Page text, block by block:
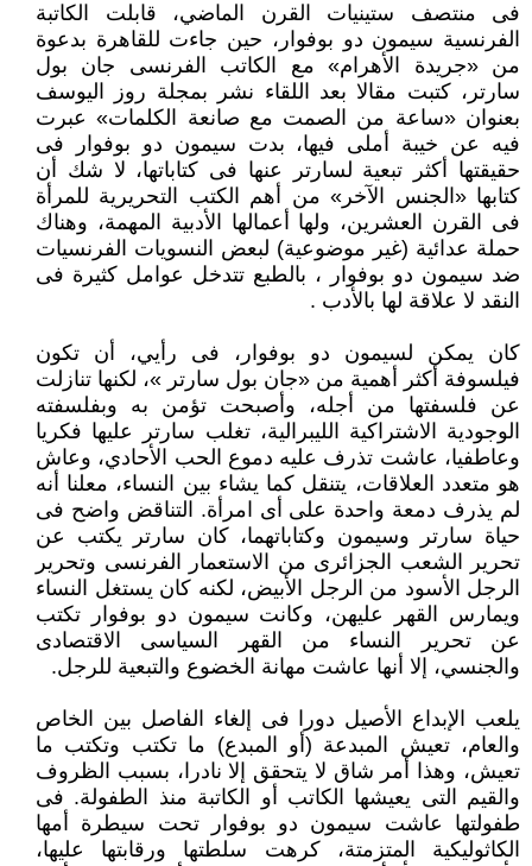
فى منتصف ستينيات القرن الماضي، قابلت الكاتبة
الفرنسية سيمون دو بوفوار، حين جاءت للقاهرة بدعوة
من «جريدة الأهرام» مع الكاتب الفرنسى جان بول
سارتر، كتبت مقالا بعد اللقاء نشر بمجلة روز اليوسف
بعنوان «ساعة من الصمت مع صانعة الكلمات» عبرت
فيه عن خيبة أملى فيها، بدت سيمون دو بوفوار فى
حقيقتها أكثر تبعية لسارتر عنها فى كتاباتها، لا شك أن
كتابها «الجنس الآخر» من أهم الكتب التحريرية للمرأة
فى القرن العشرين، ولها أعمالها الأدبية المهمة، وهناك
حملة عدائية (غير موضوعية) لبعض النسويات الفرنسيات
ضد سيمون دو بوفوار ، بالطبع تتدخل عوامل كثيرة فى
النقد لا علاقة لها بالأدب .
كان يمكن لسيمون دو بوفوار، فى رأيي، أن تكون
فيلسوفة أكثر أهمية من «جان بول سارتر »، لكنها تنازلت
عن فلسفتها من أجله، وأصبحت تؤمن به وبفلسفته
الوجودية الاشتراكية الليبرالية، تغلب سارتر عليها فكريا
وعاطفيا، عاشت تذرف عليه دموع الحب الأحادي، وعاش
هو متعدد العلاقات، يتنقل كما يشاء بين النساء، معلنا أنه
لم يذرف دمعة واحدة على أى امرأة. التناقض واضح فى
حياة سارتر وسيمون وكتاباتهما، كان سارتر يكتب عن
تحرير الشعب الجزائرى من الاستعمار الفرنسى وتحرير
الرجل الأسود من الرجل الأبيض، لكنه كان يستغل النساء
ويمارس القهر عليهن، وكانت سيمون دو بوفوار تكتب
عن تحرير النساء من القهر السياسى الاقتصادى
والجنسي، إلا أنها عاشت مهانة الخضوع والتبعية للرجل.
يلعب الإبداع الأصيل دورا فى إلغاء الفاصل بين الخاص
والعام، تعيش المبدعة (أو المبدع) ما تكتب وتكتب ما
تعيش، وهذا أمر شاق لا يتحقق إلا نادرا، بسبب الظروف
والقيم التى يعيشها الكاتب أو الكاتبة منذ الطفولة. فى
طفولتها عاشت سيمون دو بوفوار تحت سيطرة أمها
الكاثوليكية المتزمتة، كرهت سلطتها ورقابتها عليها،